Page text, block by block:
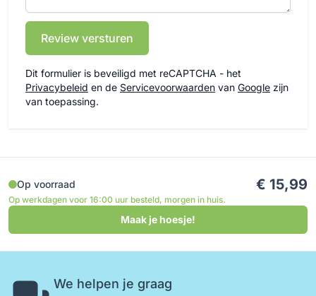
Review versturen
Dit formulier is beveiligd met reCAPTCHA - het
Privacybeleid en de Servicevoorwaarden van Google zijn
van toepassing.
Op voorraad € 15,99
Op werkdagen voor 16:00 uur besteld, morgen in huis.
Maak je hoesje!
We helpen je graag